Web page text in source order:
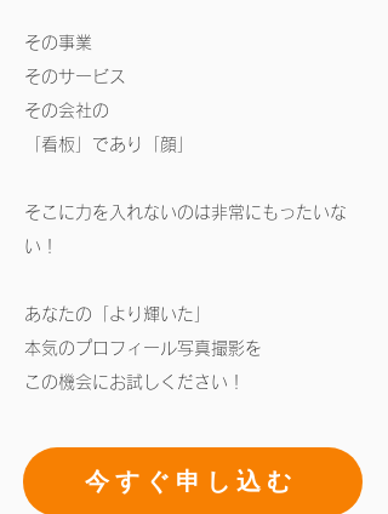
その事業
そのサービス
その会社の
「看板」であり「顔」
そこに力を入れないのは非常にもったいな
い！
あなたの「より輝いた」
本気のプロフィール写真撮影を
この機会にお試しください！
今すぐ申し込む